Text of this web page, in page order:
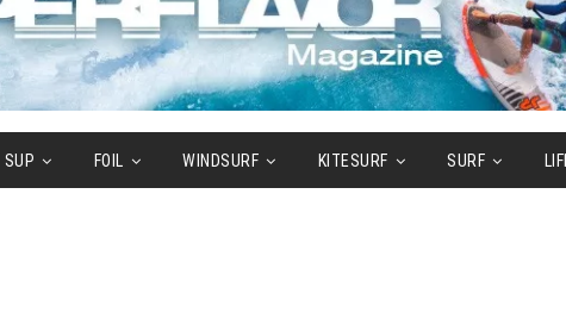
SUP FOIL WINDSURF KITESURF SURF